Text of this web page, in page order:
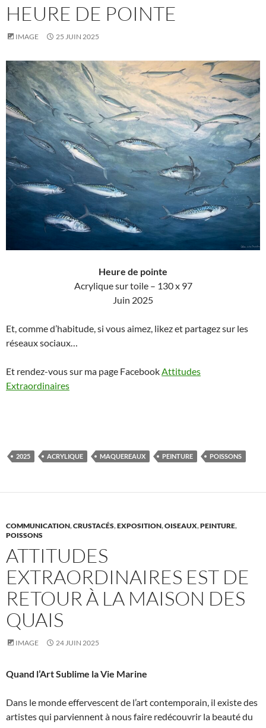
HEURE DE POINTE
IMAGE 25 JUIN 2025
Heure de pointe
Acrylique sur toile – 130 x 97
Juin 2025
Et, comme d’habitude, si vous aimez, likez et partagez sur les
réseaux sociaux…
Et rendez-vous sur ma page Facebook Attitudes
Extraordinaires
2025 ACRYLIQUE MAQUEREAUX PEINTURE POISSONS
COMMUNICATION,CRUSTACÉS,EXPOSITION,OISEAUX,PEINTURE,
POISSONS
ATTITUDES
EXTRAORDINAIRES EST DE
RETOUR À LA MAISON DES
QUAIS
IMAGE 24 JUIN 2025
Quand l’Art Sublime la Vie Marine
Dans le monde effervescent de l’art contemporain, il existe des
artistes qui parviennent à nous faire redécouvrir la beauté du